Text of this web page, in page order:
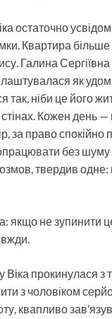
остаточно
Квартира
Галина
як
так, ніби це його
Кожен день —
за право спокійно
без шуму
твердив одне:
якщо не зупинити
Віка прокинулася з
з чоловіком
квапливо